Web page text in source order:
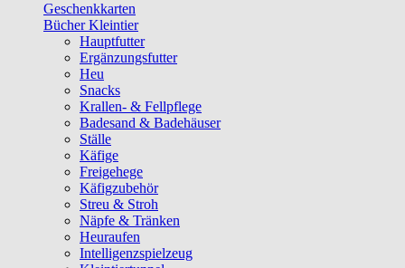
Geschenkkarten
Bücher Kleintier
Hauptfutter
Ergänzungsfutter
Heu
Snacks
Krallen- & Fellpflege
Badesand & Badehäuser
Ställe
Käfige
Freigehege
Käfigzubehör
Streu & Stroh
Näpfe & Tränken
Heuraufen
Intelligenzspielzeug